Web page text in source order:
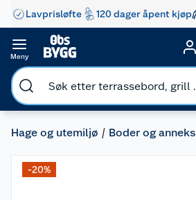
Lavprisløfte 120 dager åpent kjøp
Meny
Hage og utemiljø Boder og anneks
-20%